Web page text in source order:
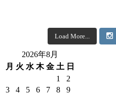
Load More...
2026年8月
月 火 水 木 金 土 日
1
2
3
4 5 6 7 8
9